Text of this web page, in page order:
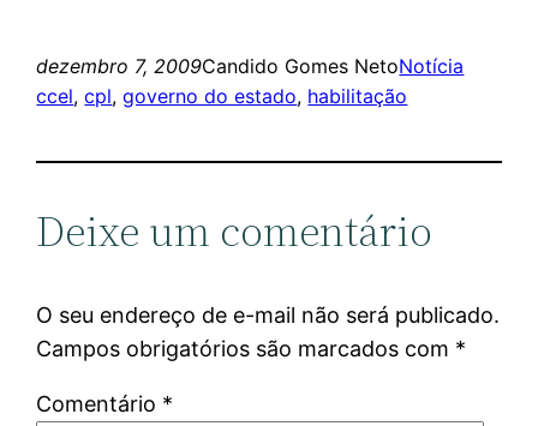
dezembro 7, 2009Candido Gomes NetoNotícia
ccel, cpl, governo do estado, habilitação
Deixe um comentário
O seu endereço de e-mail não será publicado.
Campos obrigatórios são marcados com *
Comentário *